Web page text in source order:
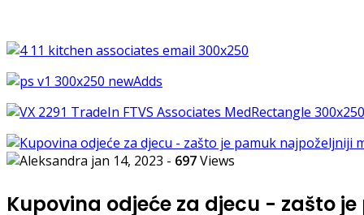
jan 14, 2023 - 697Views
Kupovina odjeće za djecu - zašto